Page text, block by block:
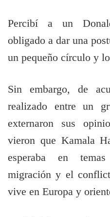
Percibí a un
obligado a dar una
un pequeño círculo y
Sin embargo, de
realizado entre un
externaron sus
vieron que Kamala
esperaba en
migración y el
vive en Europa y